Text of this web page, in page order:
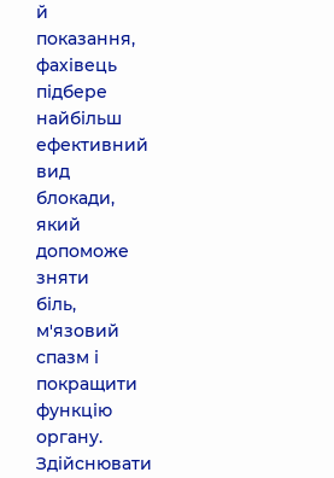
й
показання,
фахівець
підбере
найбільш
ефективний
вид
блокади,
який
допоможе
зняти
біль,
м'язовий
спазм і
покращити
функцію
органу.
Здійснювати